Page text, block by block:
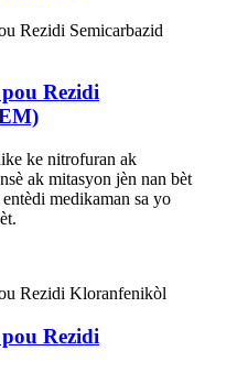
Rezidi
ke nitrofuran ak
ak mitasyon jèn nan bèt
medikaman sa yo
Rezidi